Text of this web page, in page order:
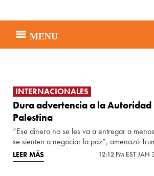
MENU
INTERNACIONALES
Dura advertencia a la Autoridad
Palestina
“Ese dinero no se les va a entregar a
se sienten a negociar la paz”, amenazó
LEER MÁS 12:12 PM EST JAN